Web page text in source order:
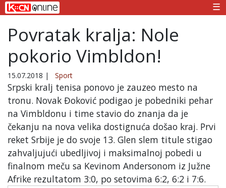
☰
Povratak kralja: Nole
pokorio Vimbldon!
15.07.2018 | Sport
Srpski kralj tenisa ponovo je zauzeo mesto na
tronu. Novak Đoković podigao je pobedniki pehar
na Vimbldonu i time stavio do znanja da je
čekanju na nova velika dostignuća došao kraj. Prvi
reket Srbije je do svoje 13. Glen slem titule stigao
zahvaljujući ubedljivoj i maksimalnoj pobedi u
finalnom meču sa Kevinom Andersonom iz Južne
Afrike rezultatom 3:0, po setovima 6:2, 6:2 i 7:6.